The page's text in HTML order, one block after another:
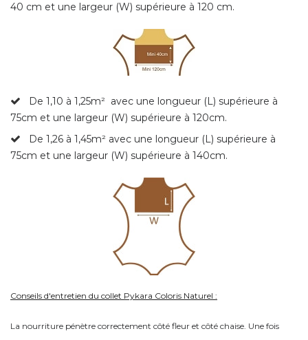
40 cm et une largeur (W) supérieure à 120 cm.
De 1,10 à 1,25m² avec une longueur (L) supérieure à
75cm et une largeur (W) supérieure à 120cm.
De 1,26 à 1,45m² avec une longueur (L) supérieure à
75cm et une largeur (W) supérieure à 140cm.
Conseils d'entretien du collet Pykara Coloris Naturel :
La nourriture pénètre correctement côté fleur et côté chaise. Une fois